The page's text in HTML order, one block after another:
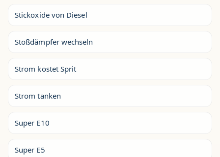
Stickoxide von Diesel
Stoßdämpfer wechseln
Strom kostet Sprit
Strom tanken
Super E10
Super E5